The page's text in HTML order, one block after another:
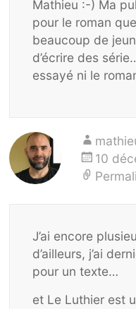
Mathieu :-) Ma
pour le roman
beaucoup de
d’écrire des
essayé ni le
10
J’ai encore
d’ailleurs, j’ai
pour un texte…
et Le Luthier est